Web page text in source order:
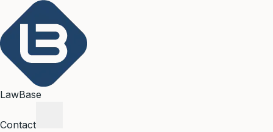
LawBase
Contact